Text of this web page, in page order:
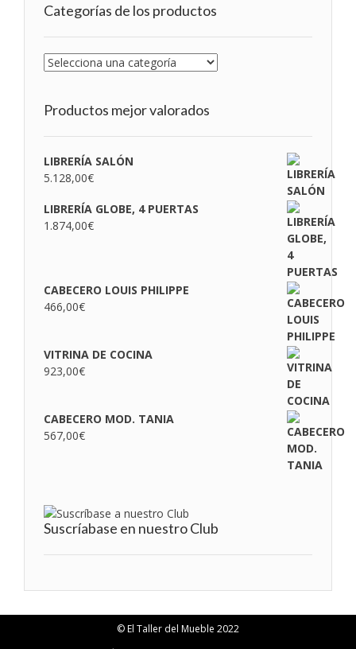
Categorías de los productos
Productos mejor valorados
LIBRERÍA SALÓN
5.128,00€
LIBRERÍA GLOBE, 4 PUERTAS
1.874,00€
CABECERO LOUIS PHILIPPE
466,00€
VITRINA DE COCINA
923,00€
CABECERO MOD. TANIA
567,00€
Suscríabase en nuestro Club
© El Taller del Mueble 2022